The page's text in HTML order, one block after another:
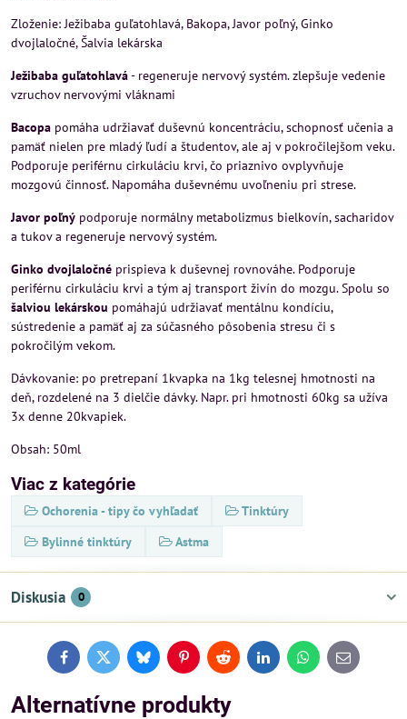
Zloženie: Ježibaba guľatohlavá, Bakopa, Javor poľný, Ginko
dvojlaločné, Šalvia lekárska
Ježibaba guľatohlavá- regeneruje nervový systém. zlepšuje vedenie
vzruchov nervovými vláknami
Bacopa pomáha udržiavať duševnú koncentráciu, schopnosť učenia a
pamäť nielen pre mladý ľudí a študentov, ale aj v pokročilejšom veku.
Podporuje periférnu cirkuláciu krvi, čo priaznivo ovplyvňuje
mozgovú činnosť. Napomáha duševnému uvoľneniu pri strese.
Javor poľný podporuje normálny metabolizmus bielkovín, sacharidov
a tukov a regeneruje nervový systém.
Ginko dvojlaločné prispieva k duševnej rovnováhe. Podporuje
periférnu cirkuláciu krvi a tým aj transport živín do mozgu. Spolu so
šalviou lekárskou pomáhajú udržiavať mentálnu kondíciu,
sústredenie a pamäť aj za súčasného pôsobenia stresu či s
pokročilým vekom.
Dávkovanie: po pretrepaní 1kvapka na 1kg telesnej hmotnosti na
deň, rozdelené na 3 dielčie dávky. Napr. pri hmotnosti 60kg sa užíva
3x denne 20kvapiek.
Obsah: 50ml
Viac z kategórie
Ochorenia - tipy čo vyhľadať
Tinktúry
Bylinné tinktúry
Astma
Diskusia 0
FacebookTwitterBlueskyPinterestReddit LinkedInWhatsApp
E-
mail
Alternatívne produkty